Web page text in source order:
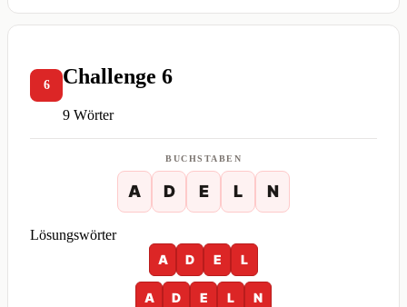
6 Challenge 6
9 Wörter
BUCHSTABEN
A D E L N
Lösungswörter
A
D E L
A D E L N